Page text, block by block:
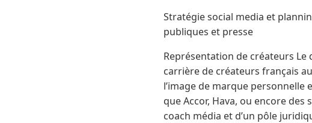
Stratégie social media et
publiques et presse
Représentation de créateurs Le
carrière de créateurs français
l’image de marque
que Accor, Hava, ou encore des
coach média et d’un pôle